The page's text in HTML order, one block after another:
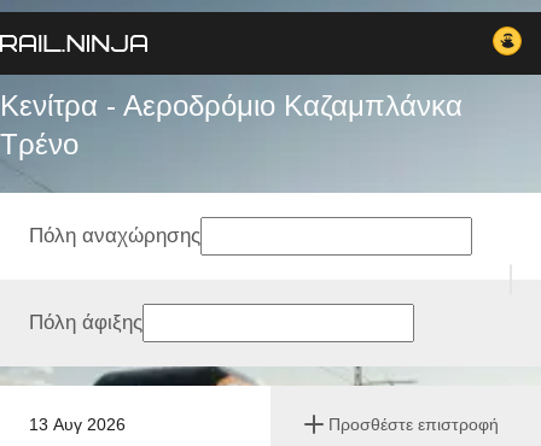
Κενίτρα - Αεροδρόμιο Καζαμπλάνκα
Tρένο
13 Αυγ 2026 Προσθέστε επιστροφή
Πόλη αναχώρησης
Πόλη άφιξης